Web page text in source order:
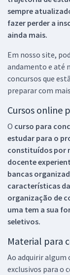
sempre
fazer perder a
ainda mais.
Em nosso site,
andamento e até
concursos que
preparar com
Cursos online
O curso para
estudar para o
constituídos por
docente
bancas
características
organização de
uma tem a sua
seletivos.
Material para
Ao adquirir algum
exclusivos para o